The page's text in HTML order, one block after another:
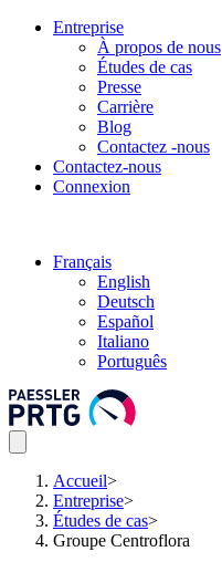
Entreprise
À propos de nous
Études de cas
Presse
Carrière
Blog
Contactez -nous
Contactez-nous
Connexion
Français
English
Deutsch
Español
Italiano
Português
Accueil>
Entreprise>
Études de cas>
Groupe Centroflora